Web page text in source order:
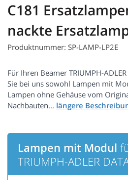
C181
nackte
Produktnummer: SP-LAMP-LP2E
Für Ihren Beamer TRIUMPH-
Sie bei uns sowohl Lampen mit
Lampen ohne Gehäuse vom
Nachbauten...
Lampen mit Modul
TRIUMPH-ADLER